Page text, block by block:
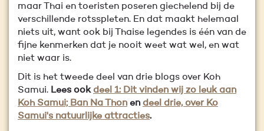
maar Thai en toeristen poseren giechelend bij de
verschillende rotsspleten. En dat maakt helemaal
niets uit, want ook bij Thaise legendes is één van de
fijne kenmerken dat je nooit weet wat wel, en wat
niet waar is.
Dit is het tweede deel van drie blogs over Koh
Samui. Lees ook deel 1: Dit vinden wij zo leuk aan
Koh Samui; Ban Na Thon en deel drie, over Ko
Samui's natuurlijke attracties.